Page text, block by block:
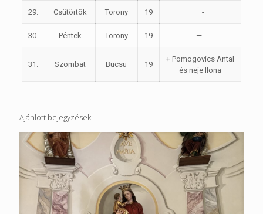
29. Csütörtök Torony 19 —-
30. Péntek Torony 19 —-
31. Szombat Bucsu 19
+ Pomogovics Antal
és neje Ilona
Ajánlott bejegyzések